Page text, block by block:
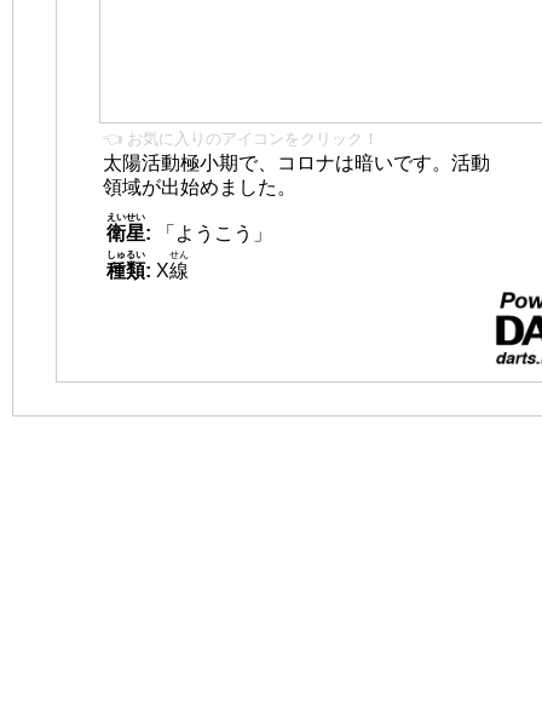
👈 お気に入りのアイコンをクリック！
太陽活動極小期で、コロナは暗いです。活動
領域が出始めました。
衛星
えいせい
:
「ようこう」
種類
しゅるい
: X線
せん